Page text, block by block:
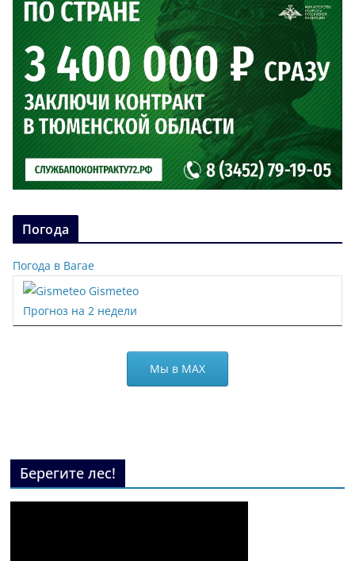
Погода
Погода в Вагае
Gismeteo
Прогноз на 2 недели
Мы в МАХ
Берегите лес!